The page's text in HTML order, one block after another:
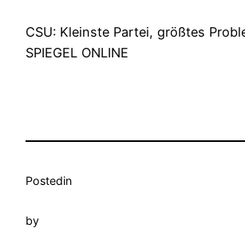
CSU: Kleinste Partei, größtes
SPIEGEL ONLINE
Postedin
by